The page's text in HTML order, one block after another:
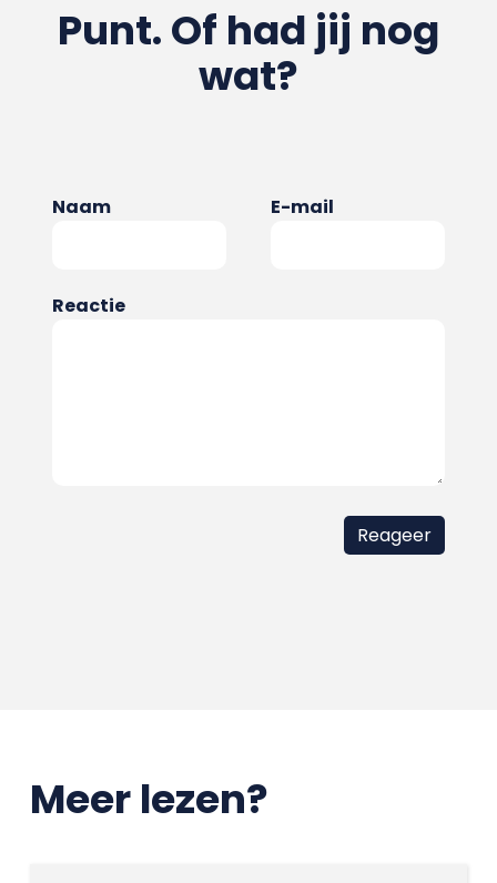
Punt. Of had jij nog
wat?
Naam E-mail
Reactie
Meer lezen?